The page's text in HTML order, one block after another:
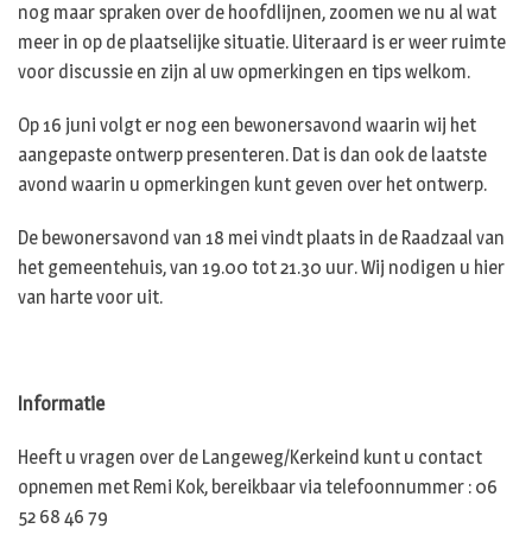
nog maar spraken over de hoofdlijnen, zoomen we nu al wat
meer in op de plaatselijke situatie. Uiteraard is er weer ruimte
voor discussie en zijn al uw opmerkingen en tips welkom.
Op 16 juni volgt er nog een bewonersavond waarin wij het
aangepaste ontwerp presenteren. Dat is dan ook de laatste
avond waarin u opmerkingen kunt geven over het ontwerp.
De bewonersavond van 18 mei vindt plaats in de Raadzaal van
het gemeentehuis, van 19.00 tot 21.30 uur. Wij nodigen u hier
van harte voor uit.
Informatie
Heeft u vragen over de Langeweg/Kerkeind kunt u contact
opnemen met Remi Kok, bereikbaar via telefoonnummer : 06
52 68 46 79